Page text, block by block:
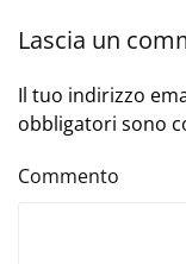
Lascia un
Il tuo indirizzo
obbligatori sono
Commento